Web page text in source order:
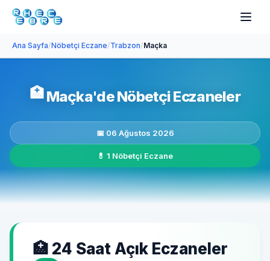
Ana Sayfa/Nöbetçi Eczane/Trabzon/Maçka
🏥Maçka'de Nöbetçi Eczaneler
📅 06 Ağustos 2026
💊 1 Nöbetçi Eczane
🏥 24 Saat Açık Eczaneler